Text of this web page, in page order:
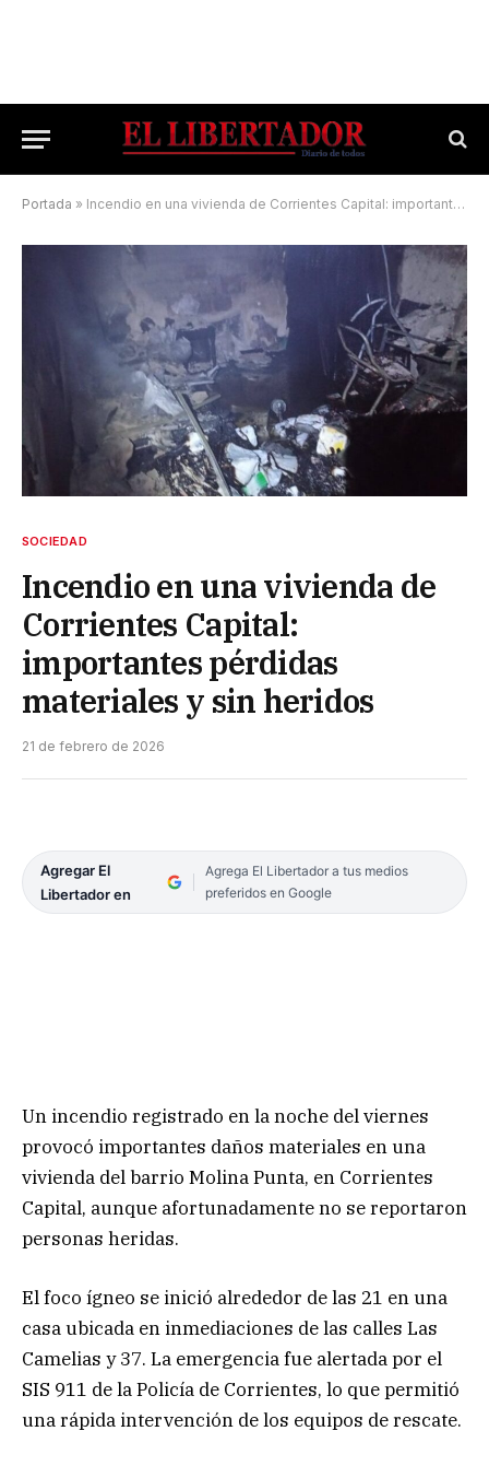
Portada » Incendio en una vivienda de Corrientes Capital: importantes pérdidas materiales y sin heridos
SOCIEDAD
Incendio en una vivienda de
Corrientes Capital:
importantes pérdidas
materiales y sin heridos
21 de febrero de 2026
Agregar El
Libertador en
Agrega El Libertador a tus medios
preferidos en Google
Un incendio registrado en la noche del viernes
provocó importantes daños materiales en una
vivienda del barrio Molina Punta, en Corrientes
Capital, aunque afortunadamente no se reportaron
personas heridas.
El foco ígneo se inició alrededor de las 21 en una
casa ubicada en inmediaciones de las calles Las
Camelias y 37. La emergencia fue alertada por el
SIS 911 de la Policía de Corrientes, lo que permitió
una rápida intervención de los equipos de rescate.